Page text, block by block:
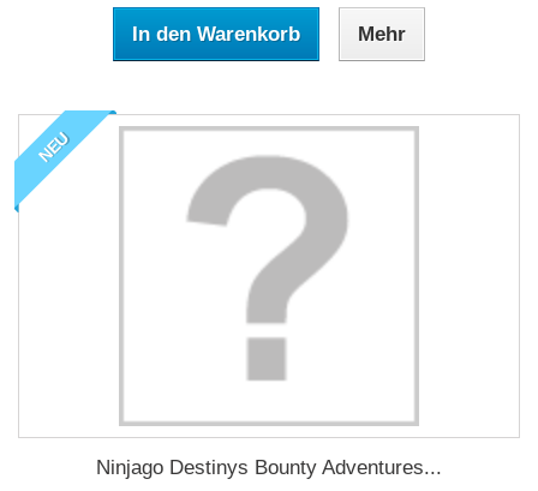
In den Warenkorb Mehr
NEU
Ninjago Destinys Bounty Adventures...